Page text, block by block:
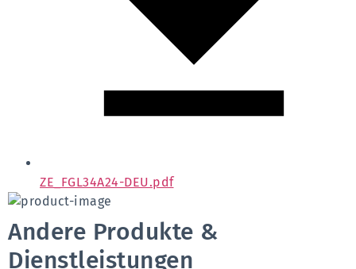
ZE_FGL34A24-DEU.pdf
Andere Produkte &
Dienstleistungen